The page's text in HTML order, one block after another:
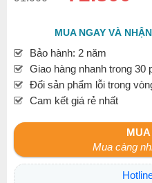
MUA NGAY VÀ
Bảo hành: 2 năm
Giao hàng nhanh trong 30
Đổi sản phẩm lỗi trong
Cam kết giá rẻ nhất
Mua càng